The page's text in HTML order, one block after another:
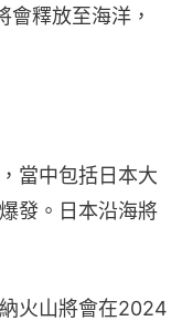
釋放至海洋，
當中包括日本大
發。日本沿海將
火山將會在2024